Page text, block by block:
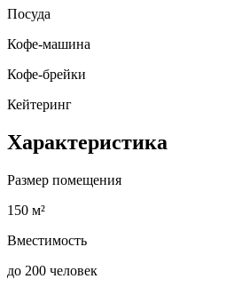
Посуда
Кофе-машина
Кофе-брейки
Кейтеринг
Характеристика
Размер помещения
150 м²
Вместимость
до 200 человек